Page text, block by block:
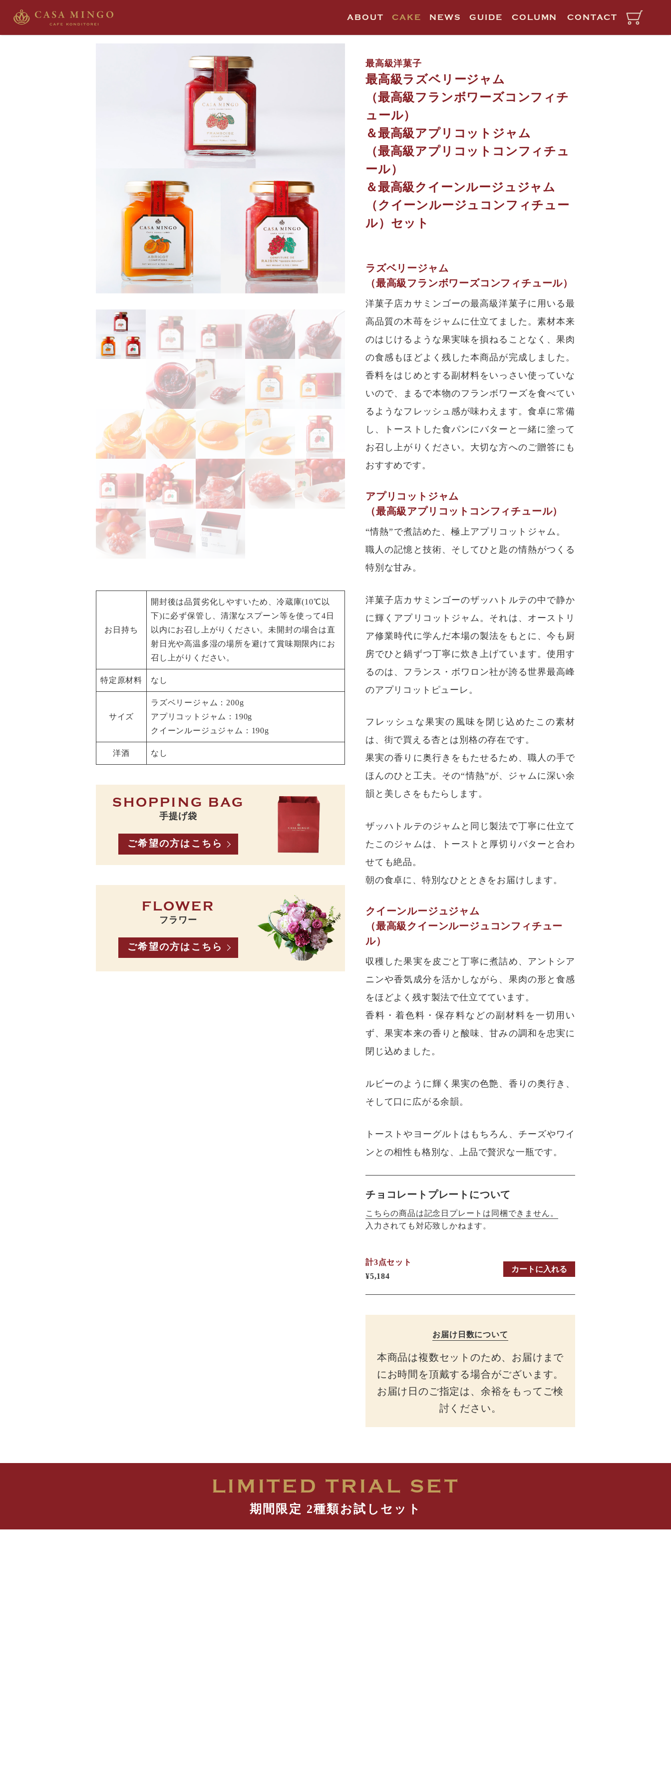
ABOUT CAKE NEWS GUIDE COLUMN CONTACT
HOME CAKE ラズベリージャム＆アプリコットジャム＆クイーンルージュジャムセット
お日持ち
開封後は品質劣化しやすいため、冷蔵庫(10℃以
下)に必ず保管し、清潔なスプーン等を使って4日
以内にお召し上がりください。未開封の場合は直
射日光や高温多湿の場所を避けて賞味期限内にお
召し上がりください。
特定原材料 なし
サイズ
ラズベリージャム：200g
アプリコットジャム：190g
クイーンルージュジャム：190g
洋酒 なし
SHOPPING BAG
手提げ袋
ご希望の方はこちら
FLOWER
フラワー
ご希望の方はこちら
最高級洋菓子
最高級ラズベリージャム
（最高級フランボワーズコンフィチ
ュール）
＆最高級アプリコットジャム
（最高級アプリコットコンフィチュ
ール）
＆最高級クイーンルージュジャム
（クイーンルージュコンフィチュー
ル）セット
ラズベリージャム
（最高級フランボワーズコンフィチュール）
洋菓子店カサミンゴーの最高級洋菓子に用いる最
高品質の木苺をジャムに仕立てました。素材本来
のはじけるような果実味を損ねることなく、果肉
の食感もほどよく残した本商品が完成しました。
香料をはじめとする副材料をいっさい使っていな
いので、まるで本物のフランボワーズを食べてい
るようなフレッシュ感が味わえます。食卓に常備
し、トーストした食パンにバターと一緒に塗って
お召し上がりください。大切な方へのご贈答にも
おすすめです。
アプリコットジャム
（最高級アプリコットコンフィチュール）
“情熱”で煮詰めた、極上アプリコットジャム。
職人の記憶と技術、そしてひと匙の情熱がつくる
特別な甘み。
洋菓子店カサミンゴーのザッハトルテの中で静か
に輝くアプリコットジャム。それは、オーストリ
ア修業時代に学んだ本場の製法をもとに、今も厨
房でひと鍋ずつ丁寧に炊き上げています。使用す
るのは、フランス・ボワロン社が誇る世界最高峰
のアプリコットピューレ。
フレッシュな果実の風味を閉じ込めたこの素材
は、街で買える杏とは別格の存在です。
果実の香りに奥行きをもたせるため、職人の手で
ほんのひと工夫。その“情熱”が、ジャムに深い余
韻と美しさをもたらします。
ザッハトルテのジャムと同じ製法で丁寧に仕立て
たこのジャムは、トーストと厚切りバターと合わ
せても絶品。
朝の食卓に、特別なひとときをお届けします。
クイーンルージュジャム
（最高級クイーンルージュコンフィチュー
ル）
収穫した果実を皮ごと丁寧に煮詰め、アントシア
ニンや香気成分を活かしながら、果肉の形と食感
をほどよく残す製法で仕立てています。
香料・着色料・保存料などの副材料を一切用い
ず、果実本来の香りと酸味、甘みの調和を忠実に
閉じ込めました。
ルビーのように輝く果実の色艶、香りの奥行き、
そして口に広がる余韻。
トーストやヨーグルトはもちろん、チーズやワイ
ンとの相性も格別な、上品で贅沢な一瓶です。
チョコレートプレートについて
こちらの商品は記念日プレートは同梱できません。
入力されても対応致しかねます。
計3点セット
¥5,184
カートに入れる
お届け日数について
本商品は複数セットのため、お届けまで
にお時間を頂戴する場合がございます。
お届け日のご指定は、余裕をもってご検
討ください。
LIMITED TRIAL SET
期間限定 2種類お試しセット